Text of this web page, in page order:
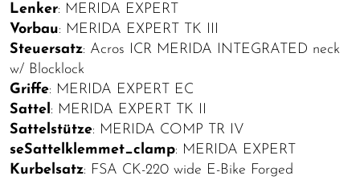
Lenker: MERIDA EXPERT
Vorbau: MERIDA EXPERT TK III
Steuersatz: Acros ICR MERIDA INTEGRATED neck
w/ Blocklock
Griffe: MERIDA EXPERT EC
Sattel : MERIDA EXPERT TK II
Sattelstütze: MERIDA COMP TR IV
seSattelklemmet_clamp: MERIDA EXPERT
Kurbelsatz: FSA CK-220 wide E-Bike Forged